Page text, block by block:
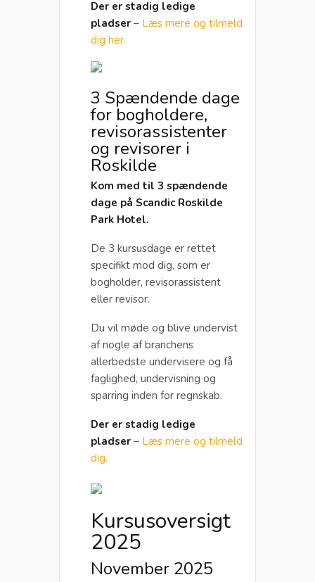
Der er stadig ledige
pladser – Læs mere og tilmeld
dig her.
3 Spændende dage
for bogholdere,
revisorassistenter
og revisorer i
Roskilde
Kom med til 3 spændende
dage på Scandic Roskilde
Park Hotel.
De 3 kursusdage er rettet
specifikt mod dig, som er
bogholder, revisorassistent
eller revisor.
Du vil møde og blive undervist
af nogle af branchens
allerbedste undervisere og få
faglighed, undervisning og
sparring inden for regnskab.
Der er stadig ledige
pladser – Læs mere og tilmeld
dig.
Kursusoversigt
2025
November 2025